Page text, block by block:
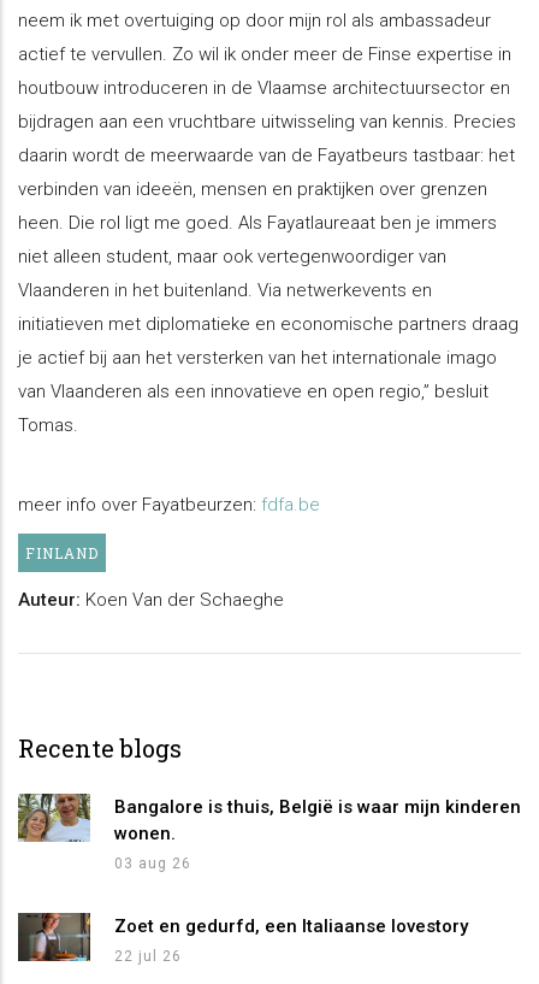
neem ik met overtuiging op door mijn rol als ambassadeur
actief te vervullen. Zo wil ik onder meer de Finse expertise in
houtbouw introduceren in de Vlaamse architectuursector en
bijdragen aan een vruchtbare uitwisseling van kennis. Precies
daarin wordt de meerwaarde van de Fayatbeurs tastbaar: het
verbinden van ideeën, mensen en praktijken over grenzen
heen. Die rol ligt me goed. Als Fayatlaureaat ben je immers
niet alleen student, maar ook vertegenwoordiger van
Vlaanderen in het buitenland. Via netwerkevents en
initiatieven met diplomatieke en economische partners draag
je actief bij aan het versterken van het internationale imago
van Vlaanderen als een innovatieve en open regio,” besluit
Tomas.
meer info over Fayatbeurzen: fdfa.be
FINLAND
Auteur: Koen Van der Schaeghe
Recente blogs
Bangalore is thuis, België is waar mijn kinderen
wonen.
03 aug 26
Zoet en gedurfd, een Italiaanse lovestory
22 jul 26